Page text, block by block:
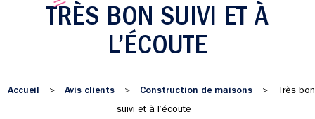
TRÈS BON SUIVI ET À
L’ÉCOUTE
Accueil > Avis clients > Construction de maisons > Très bon
suivi et à l’écoute